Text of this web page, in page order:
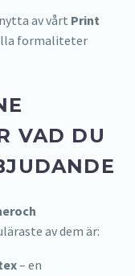
av vårt Print
formaliteter
VAD DU
och
av dem är:
– en